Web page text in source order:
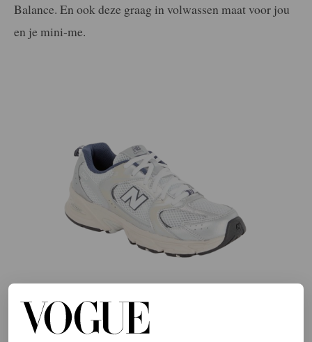
Balance. En ook deze graag in volwassen maat voor jou
en je mini-me.
©DE BIJENKORF